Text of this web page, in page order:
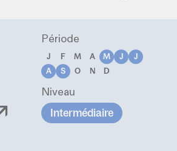
Période
J
F M A M J
J
A
S O N
D
Niveau
Intermédiaire